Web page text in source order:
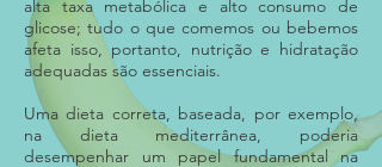
alta taxa metabólica e alto consumo de
glicose; tudo o que comemos ou bebemos
afeta isso, portanto, nutrição e hidratação
adequadas são essenciais.
Uma dieta correta, baseada, por exemplo,
na dieta mediterrânea, poderia
desempenhar um papel fundamental na